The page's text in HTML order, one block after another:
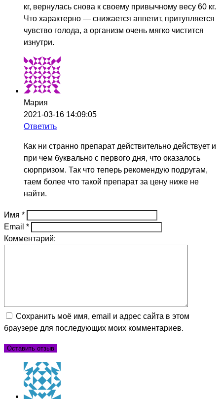
кг, вернулась снова к своему привычному весу 60 кг.
Что характерно — снижается аппетит, притупляется
чувство голода, а организм очень мягко чистится
изнутри.
Мария
2021-03-16 14:09:05
Ответить
Как ни странно препарат действительно действует и
при чем буквально с первого дня, что оказалось
сюрпризом. Так что теперь рекомендую подругам,
таем более что такой препарат за цену ниже не
найти.
Имя *
Email *
Комментарий:
Сохранить моё имя, email и адрес сайта в этом
браузере для последующих моих комментариев.